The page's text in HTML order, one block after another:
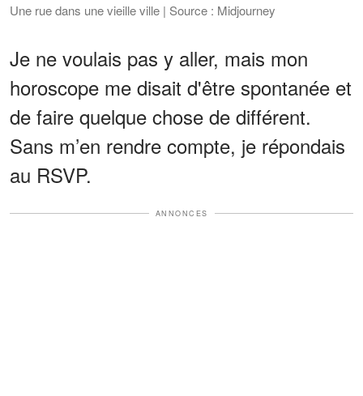
Une rue dans une vieille ville | Source : Midjourney
Je ne voulais pas y aller, mais mon
horoscope me disait d'être spontanée et
de faire quelque chose de différent.
Sans m’en rendre compte, je répondais
au RSVP.
ANNONCES